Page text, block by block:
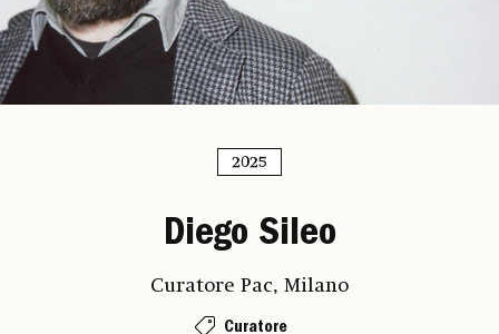
2025
Diego Sileo
Curatore Pac, Milano
Curatore